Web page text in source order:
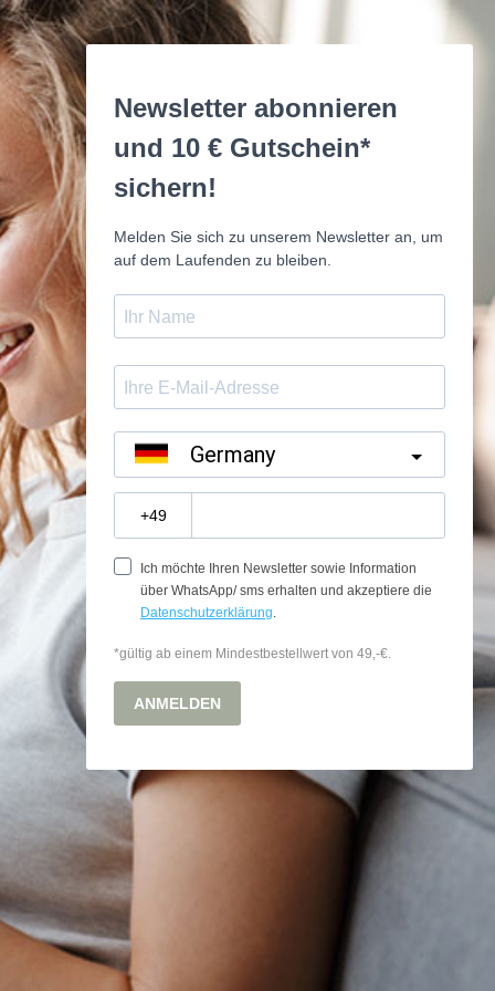
Newsletter abonnieren
und 10 € Gutschein*
sichern!
Melden Sie sich zu unserem Newsletter an, um
auf dem Laufenden zu bleiben.
Germany
Ich möchte Ihren Newsletter sowie Information
über WhatsApp/ sms erhalten und akzeptiere die
Datenschutzerklärung.
*gültig ab einem Mindestbestellwert von 49,-€.
ANMELDEN